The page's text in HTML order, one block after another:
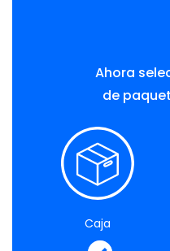
Ahora
de
Caja